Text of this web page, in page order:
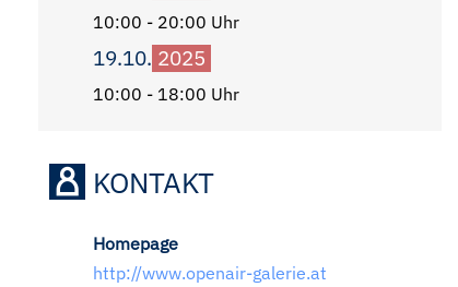
10:00 - 20:00 Uhr
19.10. 2025
10:00 - 18:00 Uhr
KONTAKT
Homepage
http://www.openair-galerie.at